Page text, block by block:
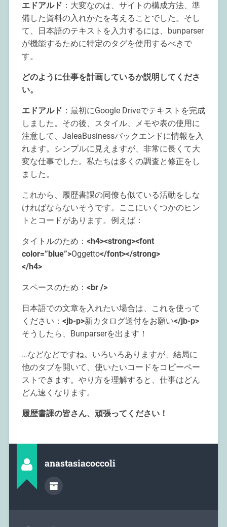
エドアルド ：大変なのは、サイトの構成方法、準
備した資料の入れかたを考えることでした。そし
て、日本語のテキストを入力するには、bunparser
が機能するために特定のタグを使用するべきで
す。
どのように仕事を計画しているか説明してくださ
い。
エドアルド ：最初にGoogle Driveでテキストを完成
しました。その後、スタイル、メモや表の使用に
注意して、JaleaBusinessバックエンドに情報を入
れます。シンプルに見えますが、非常に長くて大
変な仕事でした。私たちは多くの調査と修正をし
ました。
これから、履歴書課の同僚も似ている活動をしな
ければならないそうです。ここにいくつかのヒン
トとコードがあります。例えば：
タイトルのため： <h4><strong><font
color=”blue”>Oggetto</font></strong>
</h4>
スペースのため： <br />
日本語での文章を入れたい場合は、これを使って
ください： <jb-p>新カタログ送付をお願い</jb-p>
そうしたら、Bunparserを出ます！
…などなどですね。いろいろありますが、結局に
他のタブを開いて、使いたいコードをコピーペー
ストできます。やり方を理解すると、仕事はどん
どん速くなります。
履歴書課の皆さん、頑張ってください！
anastasiacoccoli